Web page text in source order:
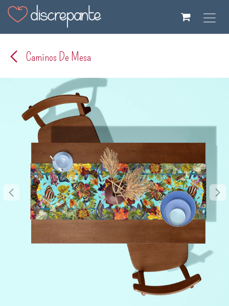
Ir al contenido
Caminos De Mesa